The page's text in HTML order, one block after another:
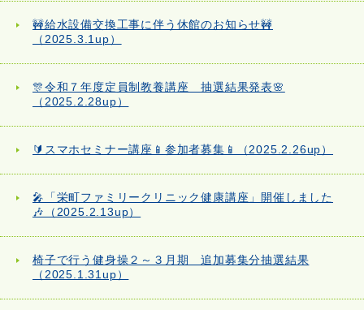
🚧給水設備交換工事に伴う休館のお知らせ🚧
（2025.3.1up）
🎊令和７年度定員制教養講座 抽選結果発表🌸
（2025.2.28up）
🔰スマホセミナー講座📱参加者募集📱（2025.2.26up）
🎤「栄町ファミリークリニック健康講座」開催しました
🎶（2025.2.13up）
椅子で行う健身操２～３月期 追加募集分抽選結果
（2025.1.31up）